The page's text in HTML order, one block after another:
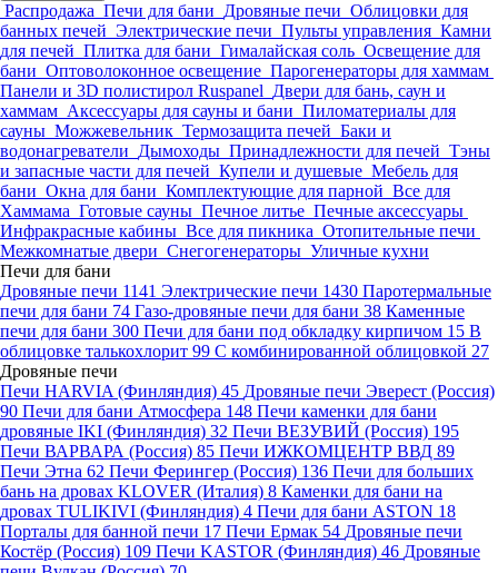
Распродажа Печи для бани Дровяные печи Облицовки для
банных печей Электрические печи Пульты управления Камни
для печей Плитка для бани Гималайская соль Освещение для
бани Оптоволоконное освещение Парогенераторы для хаммам
Панели и 3D полистирол Ruspanel Двери для бань, саун и
хаммам Аксессуары для сауны и бани Пиломатериалы для
сауны Можжевельник Термозащита печей Баки и
водонагреватели Дымоходы Принадлежности для печей Тэны
и запасные части для печей Купели и душевые Мебель для
бани Окна для бани Комплектующие для парной Все для
Хаммама Готовые сауны Печное литье Печные аксессуары
Инфракрасные кабины Все для пикника Отопительные печи
Межкомнатые двери Снегогенераторы Уличные кухни
Печи для бани
Дровяные печи 1141 Электрические печи 1430 Паротермальные
печи для бани 74 Газо-дровяные печи для бани 38 Каменные
печи для бани 300 Печи для бани под обкладку кирпичом 15 В
облицовке талькохлорит 99 С комбинированной облицовкой 27
Дровяные печи
Печи HARVIA (Финляндия) 45 Дровяные печи Эверест (Россия)
90 Печи для бани Атмосфера 148 Печи каменки для бани
дровяные IKI (Финляндия) 32 Печи ВЕЗУВИЙ (Россия) 195
Печи ВАРВАРА (Россия) 85 Печи ИЖКОМЦЕНТР ВВД 89
Печи Этна 62 Печи Ферингер (Россия) 136 Печи для больших
бань на дровах KLOVER (Италия) 8 Каменки для бани на
дровах TULIKIVI (Финляндия) 4 Печи для бани ASTON 18
Порталы для банной печи 17 Печи Ермак 54 Дровяные печи
Костёр (Россия) 109 Печи KASTOR (Финляндия) 46 Дровяные